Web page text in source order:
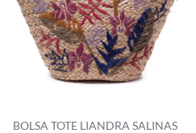
BOLSA TOTE LIANDRA SALINAS